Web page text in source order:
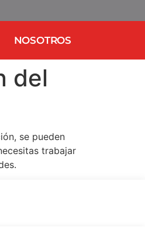
NOSOTROS
del
se pueden
trabajar